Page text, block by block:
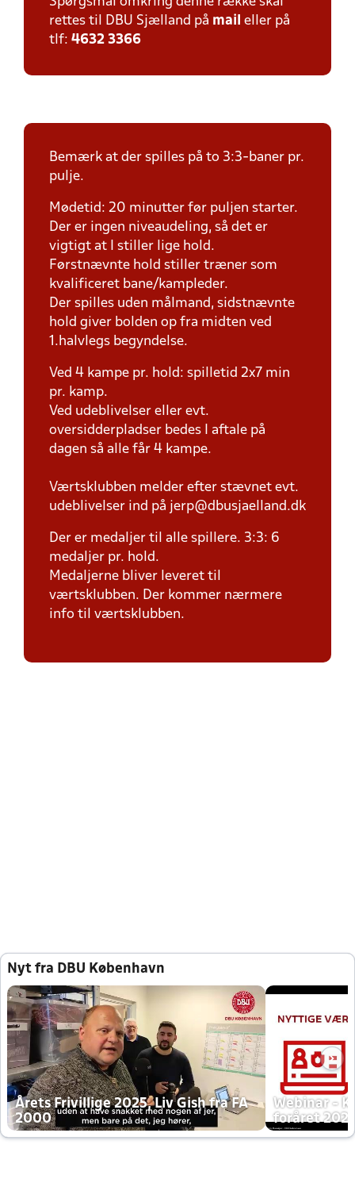
rettes til DBU Sjælland på mail eller på
tlf: 4632 3366
Bemærk at der spilles på to 3:3-baner pr.
pulje.
Mødetid: 20 minutter før puljen starter.
Der er ingen niveaudeling, så det er
vigtigt at I stiller lige hold.
Førstnævnte hold stiller træner som
kvalificeret bane/kampleder.
Der spilles uden målmand, sidstnævnte
hold giver bolden op fra midten ved
1.halvlegs begyndelse.
Ved 4 kampe pr. hold: spilletid 2x7 min
pr. kamp.
Ved udeblivelser eller evt.
oversidderpladser bedes I aftale på
dagen så alle får 4 kampe.
Værtsklubben melder efter stævnet evt.
udeblivelser ind på jerp@dbusjaelland.dk
Der er medaljer til alle spillere. 3:3: 6
medaljer pr. hold.
Medaljerne bliver leveret til
værtsklubben. Der kommer nærmere
info til værtsklubben.
Nyt fra DBU København
Årets Frivillige 2025, Liv Gish fra FA
2000
Webinar -
foråret